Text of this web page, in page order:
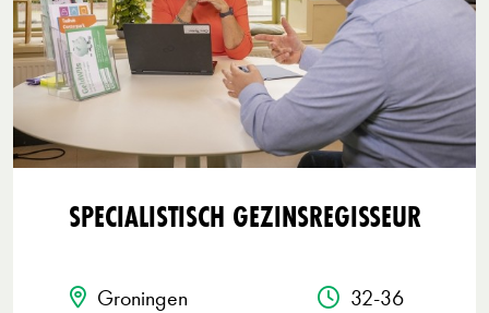
SPECIALISTISCH GEZINSREGISSEUR
Groningen 32-36